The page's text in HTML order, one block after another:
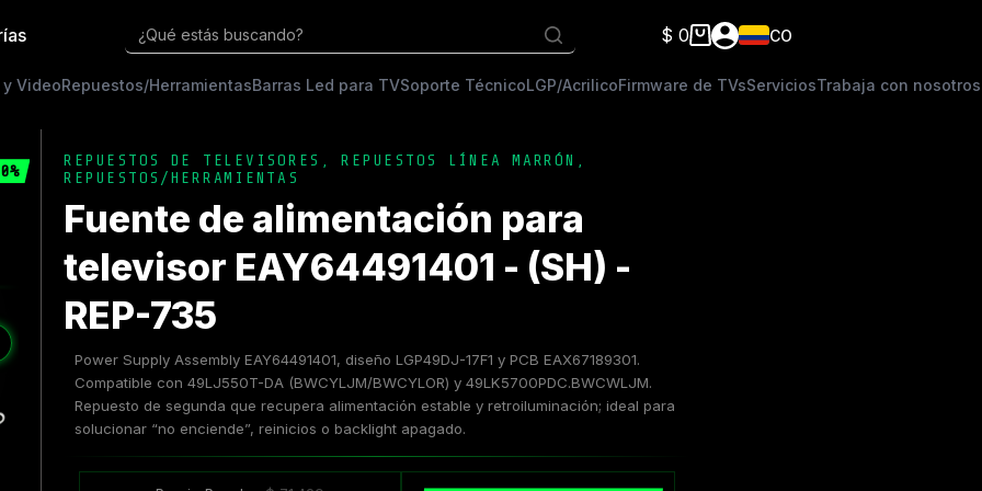
¿Qué estás buscando?
Carro
compra
$ 0 CO
VideoRepuestos/HerramientasBarras Led para TVSoporte TécnicoLGP/AcrilicoFirmware de TVsServiciosTrabaja con nosotros
REPUESTOS DE TELEVISORES ,REPUESTOS LÍNEA MARRÓN
REPUESTOS/HERRAMIENTAS
Fuente de alimentación para
televisor EAY64491401 - (SH) -
REP-735
Power Supply Assembly EAY64491401, diseño LGP49DJ-17F1 y PCB EAX67189301.
Compatible con 49LJ550T-DA (BWCYLJM/BWCYLOR) y 49LK5700PDC.BWCWLJM.
Repuesto de segunda que recupera alimentación estable y retroiluminación; ideal para
solucionar “no enciende”, reinicios o backlight apagado.